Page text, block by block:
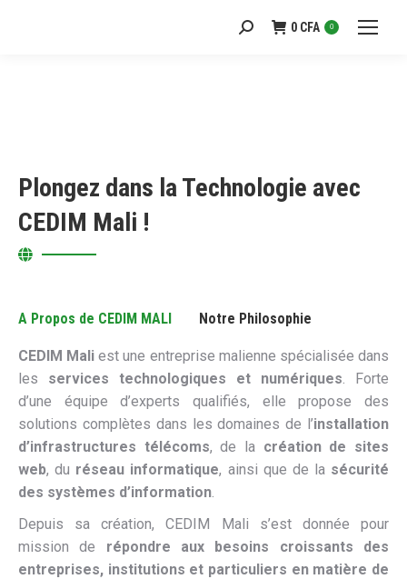
Recherche
0 CFA 0
Plongez dans la Technologie avec
CEDIM Mali !
A Propos de CEDIM MALI Notre Philosophie
CEDIM Mali est une entreprise malienne spécialisée dans
les services technologiques et numériques. Forte
d’une équipe d’experts qualifiés, elle propose des
solutions complètes dans les domaines de l’installation
d’infrastructures télécoms, de la création de sites
web, du réseau informatique, ainsi que de la sécurité
des systèmes d’information.
Depuis sa création, CEDIM Mali s’est donnée pour
mission de répondre aux besoins croissants des
entreprises, institutions et particuliers en matière de